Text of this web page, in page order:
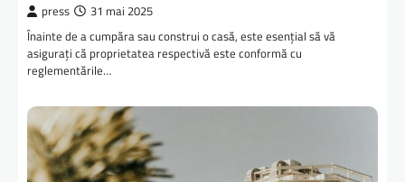
press 31 mai 2025
Înainte de a cumpăra sau construi o casă, este esențial să vă
asigurați că proprietatea respectivă este conformă cu
reglementările…